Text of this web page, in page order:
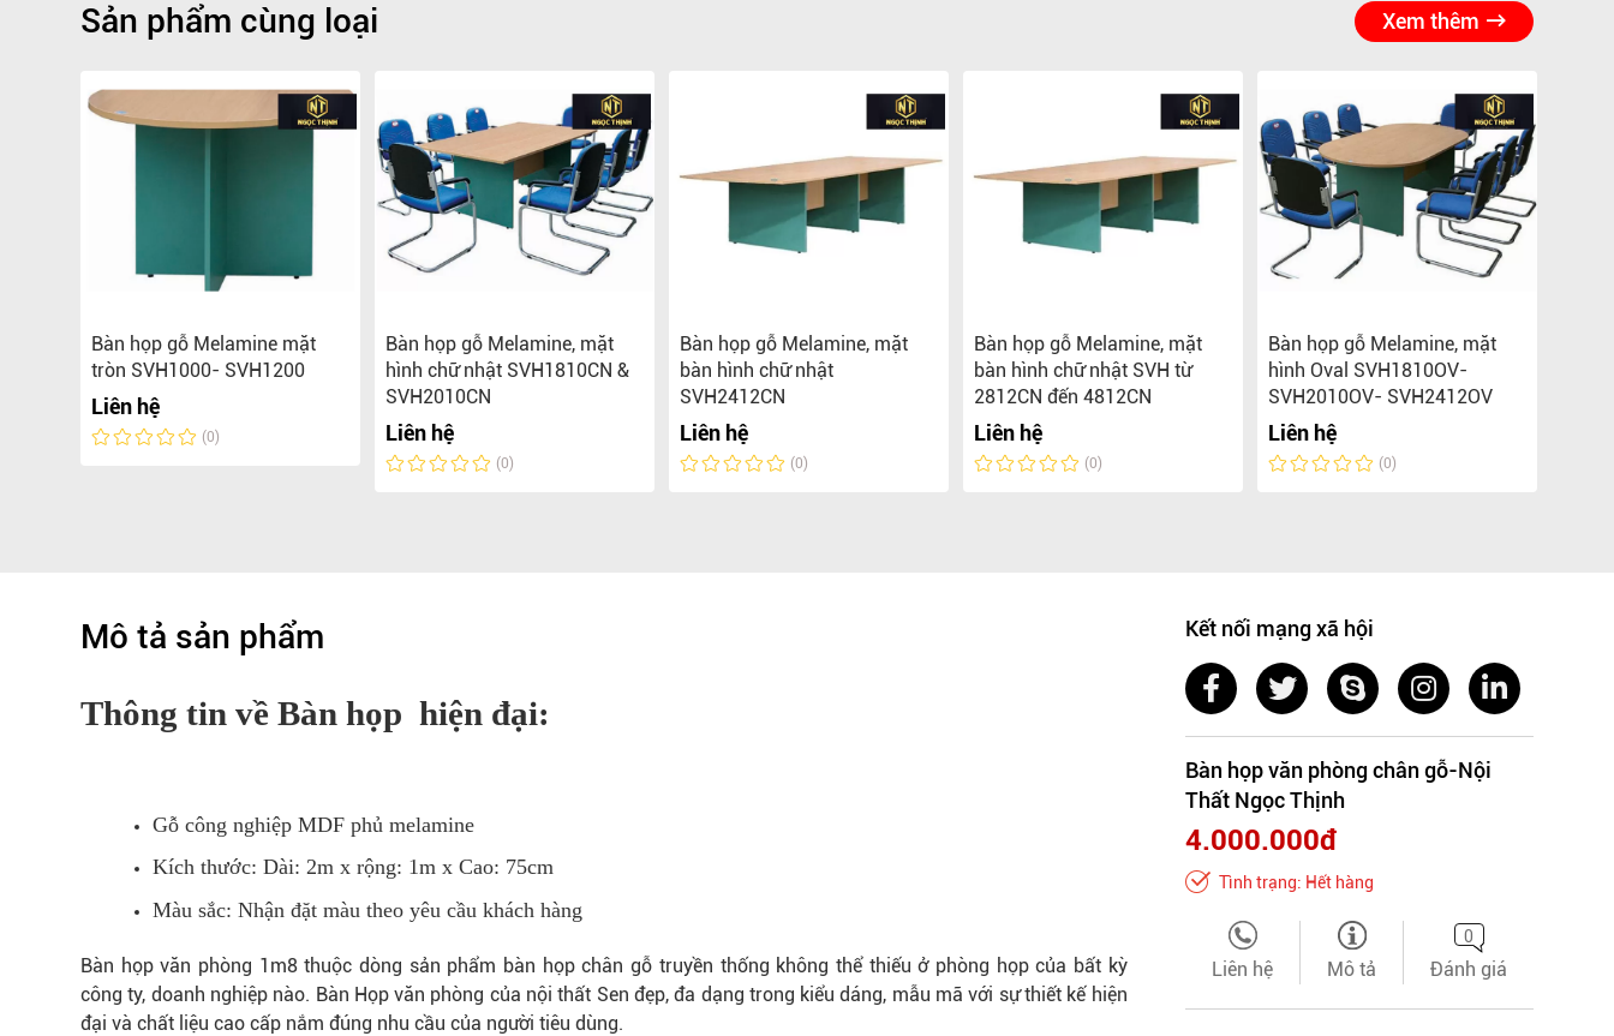
Sản phẩm cùng loại Xem thêm
Bàn họp gỗ Melamine mặt
tròn SVH1000- SVH1200
Liên hệ
(0)
Bàn họp gỗ Melamine, mặt
hình chữ nhật SVH1810CN &
SVH2010CN
Liên hệ
(0)
Bàn họp gỗ Melamine, mặt
bàn hình chữ nhật
SVH2412CN
Liên hệ
(0)
Bàn họp gỗ Melamine, mặt
bàn hình chữ nhật SVH từ
2812CN đến 4812CN
Liên hệ
(0)
Bàn họp gỗ Melamine, mặt
hình Oval SVH1810OV-
SVH2010OV- SVH2412OV
Liên hệ
(0)
Mô tả sản phẩm
Thông tin về Bàn họp hiện đại:
Gỗ công nghiệp MDF phủ melamine
Kích thước: Dài: 2m x rộng: 1m x Cao: 75cm
Màu sắc: Nhận đặt màu theo yêu cầu khách hàng
Bàn họp văn phòng 1m8 thuộc dòng sản phẩm bàn họp chân gỗ truyền thống không thể thiếu ở phòng họp của bất kỳ
công ty, doanh nghiệp nào. Bàn Họp văn phòng của nội thất Sen đẹp, đa dạng trong kiểu dáng, mẫu mã với sự thiết kế hiện
đại và chất liệu cao cấp nắm đúng nhu cầu của người tiêu dùng.
Kết nối mạng xã hội
Bàn họp văn phòng chân gỗ-Nội
Thất Ngọc Thịnh
4.000.000đ
Tình trạng: Hết hàng
Liên hệ Mô tả
0
Đánh giá